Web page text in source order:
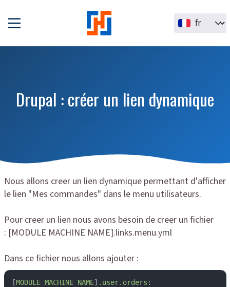
Select your
Drupal : créer un lien dynamique
Nous allons creer un lien dynamique permettant d'afficher
le lien "Mes commandes" dans le menu utilisateurs.
Pour creer un lien nous avons besoin de creer un fichier
: [MODULE MACHINE NAME].links.menu.yml
Dans ce fichier nous allons ajouter :
[MODULE MACHINE NAME] .user.orders: